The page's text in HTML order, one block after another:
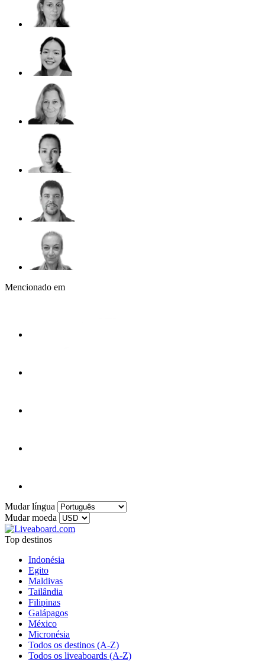
Mencionado em
Mudar língua
Mudar moeda
Top destinos
Indonésia
Egito
Maldivas
Tailândia
Filipinas
Galápagos
México
Micronésia
Todos os destinos (A-Z)
Todos os liveaboards (A-Z)